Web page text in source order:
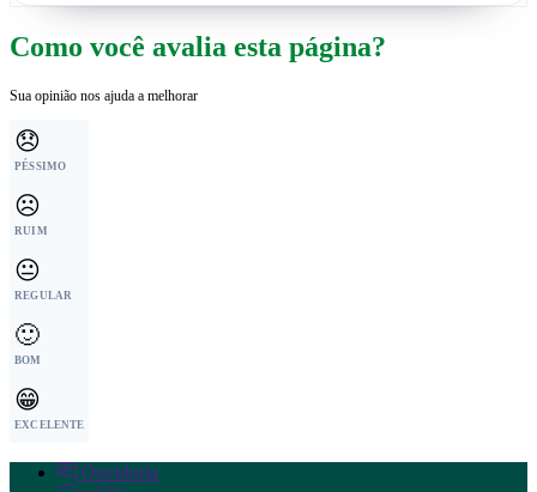
Como você avalia esta página?
Sua opinião nos ajuda a melhorar
😞
PÉSSIMO
☹️
RUIM
😐
REGULAR
🙂
BOM
😁
EXCELENTE
Ouvidoria